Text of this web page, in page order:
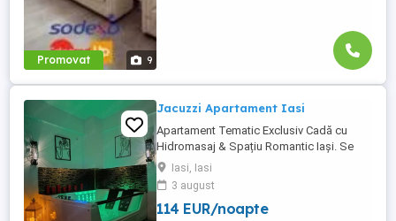
Promovat 9
Jacuzzi Apartament Iasi
Apartament Tematic Exclusiv Cadă cu
Hidromasaj & Spațiu Romantic Iași. Se
închiriază cum apare in poze. 2 Camere cu
tematică speciala. Spațiu romantic pentru
momente soft Zonă lounge cu TV mare și
podium cu bară dans Parcare privată
Iasi, Iasi
3 august
114 EUR/noapte